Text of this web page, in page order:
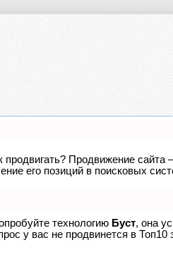
Продвижение
его позиций в поисковых
технологию Буст, она
у вас не продвинется в Топ10